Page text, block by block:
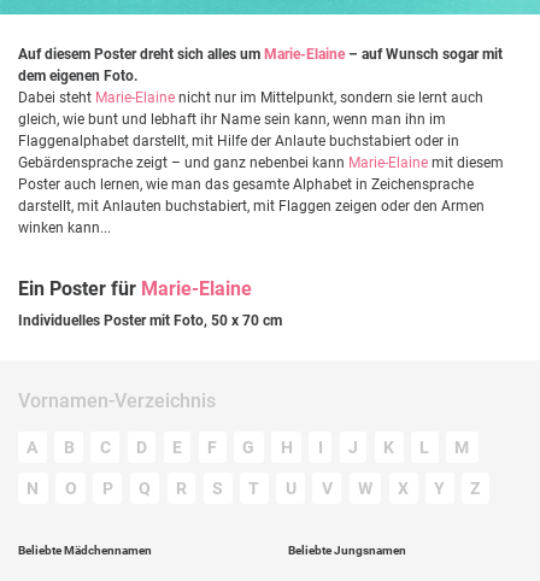
Auf diesem Poster dreht sich alles um Marie-Elaine– auf Wunsch sogar mit
dem eigenen Foto.
Dabei steht Marie-Elaine nicht nur im Mittelpunkt, sondern sie lernt auch
gleich, wie bunt und lebhaft ihr Name sein kann, wenn man ihn im
Flaggenalphabet darstellt, mit Hilfe der Anlaute buchstabiert oder in
Gebärdensprache zeigt – und ganz nebenbei kann Marie-Elaine mit diesem
Poster auch lernen, wie man das gesamte Alphabet in Zeichensprache
darstellt, mit Anlauten buchstabiert, mit Flaggen zeigen oder den Armen
winken kann...
Ein Poster für Marie-Elaine
Individuelles Poster mit Foto, 50 x 70 cm
Vornamen-Verzeichnis
A B C D E F G H I J K L M
N O P Q R S T U V W X Y Z
Beliebte Mädchennamen Beliebte Jungsnamen